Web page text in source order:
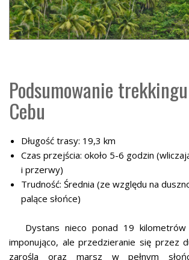
Podsumowanie
Cebu
Długość trasy: 19,3 km
Czas przejścia: około 5-6 godzin
i przerwy)
Trudność: Średnia (ze względu na
palące słońce)
Dystans nieco ponad 19 kilometrów
imponująco, ale przedzieranie się przez
zarośla oraz marsz w pełnym